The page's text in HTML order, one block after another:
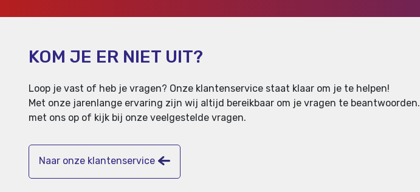
KOM JE ER NIET UIT?
Loop je vast of heb je vragen? Onze klantenservice staat klaar om je te helpen!
Met onze jarenlange ervaring zijn wij altijd bereikbaar om je vragen te beantwoorden.
met ons op of kijk bij onze veelgestelde vragen.
Naar onze klantenservice